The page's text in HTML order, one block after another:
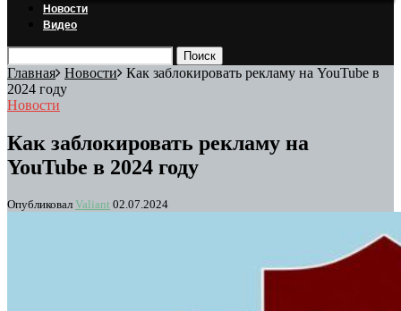
Новости
Видео
Главная Новости
Как заблокировать рекламу на YouTube в
2024 году
Новости
Как заблокировать рекламу на
YouTube в 2024 году
Опубликовал Valiant 02.07.2024